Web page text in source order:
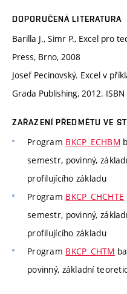
DOPORUČENÁ LITERATURA
Barilla J., Simr P., Excel pro
Press, Brno, 2008
Josef Pecinovský. Excel v
Grada Publishing, 2012. ISBN
ZAŘAZENÍ PŘEDMĚTU VE
Program BKCP_ECHBM
semestr, povinný,
profilujícího základu
Program BKCP_CHCHTE
semestr, povinný,
profilujícího základu
Program BKCP_CHTM
povinný, základní